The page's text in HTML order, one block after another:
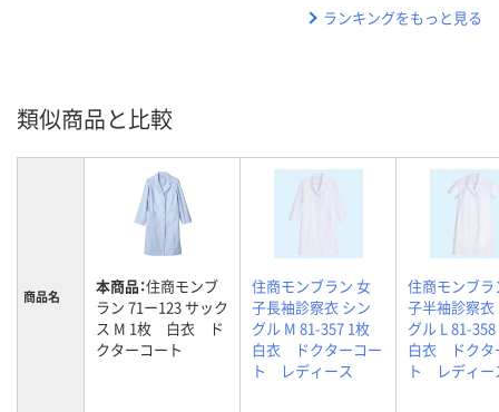
ランキングをもっと見る
類似商品と比較
商品名 本商品：住商モンブ
ラン 71ー123 サック
ス M 1枚 白衣 ド
クターコート
住商モンブラン 女
子長袖診察衣 シン
グル M 81-357 1枚
白衣 ドクターコー
ト レディース
住商モンブラ
子半袖診察衣
グル L 81-
白衣 ドクタ
ト レディー